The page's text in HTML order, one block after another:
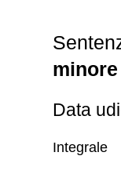
Data
Integrale